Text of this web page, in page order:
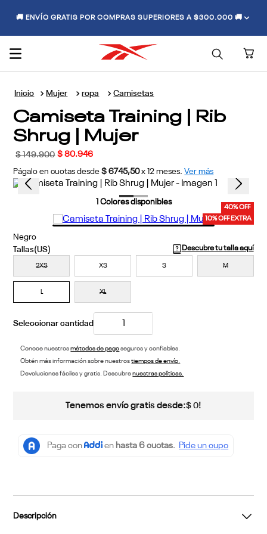
🚚 ENVÍO GRATIS POR COMPRAS SUPERIORES A $300.000 🚚
Mujer ropa Camisetas
Camiseta Training | Rib
Shrug | Mujer
$ 149.900 $ 80.946
Págalo en cuotas desde $ 6745,50 x 12 meses. Ver más
40% OFF
10% OFF EXTRA
Colores disponibles
Negro
Descubre tu talla aquí
2XS XS S M
L XL
Conoce nuestrosmétodos de pagoseguros y confiables.
Obtén más información sobre nuestrostiempos de envío.
Devoluciones fáciles y gratis. Descubrenuestras políticas.
Tenemos envío gratis desde:$ 0!
Descripción